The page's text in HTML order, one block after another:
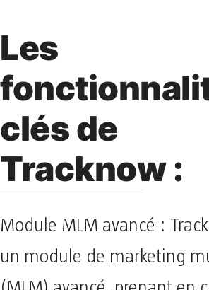
Les
clés de
Tracknow :
Module MLM avancé :
un module de marketing